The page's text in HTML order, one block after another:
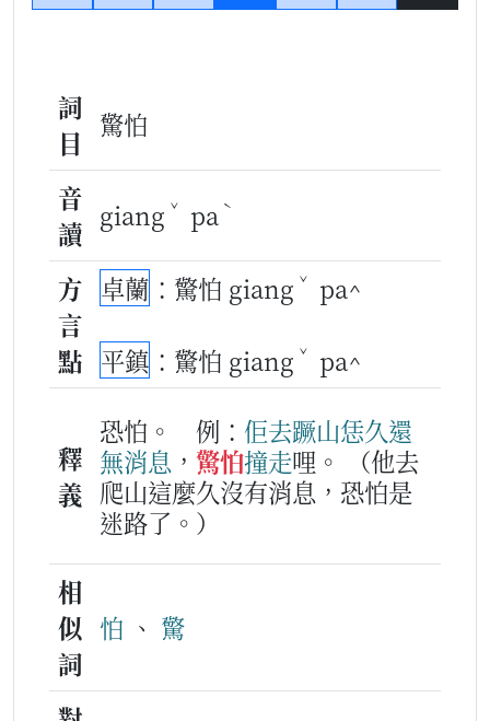
詞
目
驚怕
音
讀
giang ˇ pa ˋ
方
言
點
卓蘭 ：驚怕 giang ˇ pa^
平鎮 ：驚怕 giang ˇ pa^
釋
義
恐怕。 例： 佢去蹶山恁久還
無消息 ， 驚怕撞走哩。
（他去
爬山這麼久沒有消息，恐怕是
迷路了。）
相
似
詞
怕 、 驚